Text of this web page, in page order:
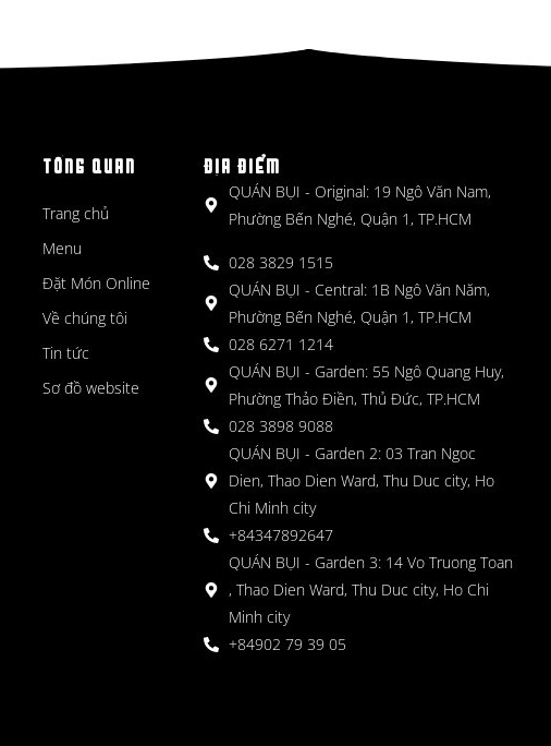
TỔNG QUAN
Trang chủ
Menu
Đặt Món Online
Về chúng tôi
Tin tức
Sơ đồ website
ĐỊA ĐIỂM
QUÁN BỤI - Original: 19 Ngô Văn Nam,
Phường Bến Nghé, Quận 1, TP.HCM
028 3829 1515
QUÁN BỤI - Central: 1B Ngô Văn Năm,
Phường Bến Nghé, Quận 1, TP.HCM
028 6271 1214
QUÁN BỤI - Garden: 55 Ngô Quang Huy,
Phường Thảo Điền, Thủ Đức, TP.HCM
028 3898 9088
QUÁN BỤI - Garden 2: 03 Tran Ngoc
Dien, Thao Dien Ward, Thu Duc city, Ho
Chi Minh city
+84347892647
QUÁN BỤI - Garden 3: 14 Vo Truong Toan
, Thao Dien Ward, Thu Duc city, Ho Chi
Minh city
+84902 79 39 05